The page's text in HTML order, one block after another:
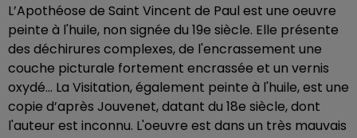
L’Apothéose de Saint Vincent de Paul est une oeuvre
peinte à l'huile, non signée du 19e siècle. Elle présente
des déchirures complexes, de l'encrassement une
couche picturale fortement encrassée et un vernis
oxydé... La Visitation, également peinte à l'huile, est une
copie d’après Jouvenet, datant du 18e siècle, dont
l'auteur est inconnu. L'oeuvre est dans un très mauvais